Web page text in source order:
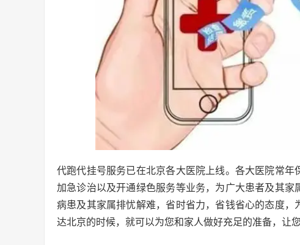
代跑代挂号服务已在北京各大医院上线。各大医院常年
加急诊治以及开通绿色服务等业务，为广大患者及其
病患及其家属排忧解难，省时省力，省钱省心的态度
达北京的时候，就可以为您和家人做好充足的准备，让您